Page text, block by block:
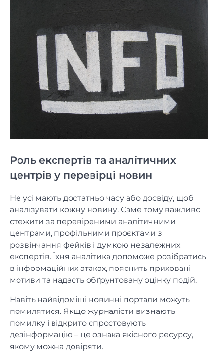
Роль експертів та аналітичних
центрів у перевірці новин
Не усі мають достатньо часу або досвіду, щоб
аналізувати кожну новину. Саме тому важливо
стежити за перевіреними аналітичними
центрами, профільними проєктами з
розвінчання фейків і думкою незалежних
експертів. Їхня аналітика допоможе розібратись
в інформаційних атаках, пояснить приховані
мотиви та надасть обґрунтовану оцінку подій.
Навіть найвідоміші новинні портали можуть
помилятися. Якщо журналісти визнають
помилку і відкрито спростовують
дезінформацію – це ознака якісного ресурсу,
якому можна довіряти.